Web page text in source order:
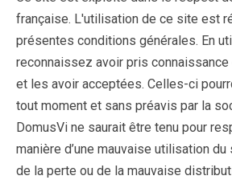
française. L'utilisation de ce site est
présentes conditions générales. En
reconnaissez avoir pris
et les avoir acceptées. Celles-ci
tout moment et sans préavis par la
DomusVi ne saurait être tenu pour
manière d’une mauvaise utilisation du
de la perte ou de la mauvaise